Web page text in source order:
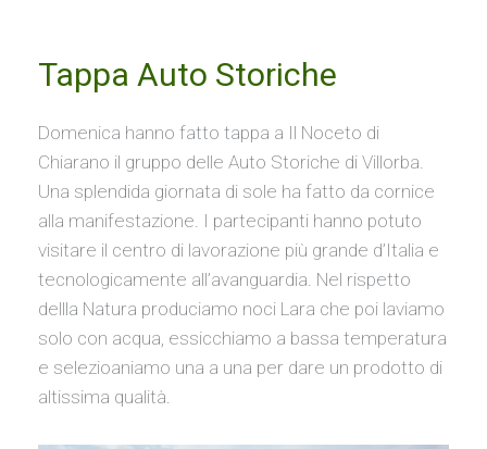
Tappa Auto Storiche
Domenica hanno fatto tappa a Il Noceto di
Chiarano il gruppo delle Auto Storiche di Villorba.
Una splendida giornata di sole ha fatto da cornice
alla manifestazione. I partecipanti hanno potuto
visitare il centro di lavorazione più grande d’Italia e
tecnologicamente all’avanguardia. Nel rispetto
dellla Natura produciamo noci Lara che poi laviamo
solo con acqua, essicchiamo a bassa temperatura
e selezioaniamo una a una per dare un prodotto di
altissima qualità.
Auto
Storiche